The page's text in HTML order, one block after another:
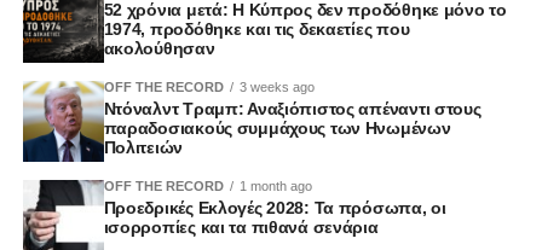
Aντιστράτηγος ε.α
ΠΗΓΗ : MILITAIRE .gr
Η νέα αυτή κλιμάκωση σημειώνεται μία ημέρα μετά τη
δημοσιοποίηση από το Ισραήλ χάρτη που παρουσιάζει
μια ευρύτερη ζώνη ελέγχου στον νότιο Λίβανο, ενώ
παράλληλα διευκρίνισε ότι δεν αποκλείεται η
πραγματοποίηση επιθέσεων και πέραν αυτής της
περιοχής.
Την ίδια ώρα, ανώτερος Ισραηλινός αξιωματούχος
μεγάλου βεληνεκούς Siper, του οποίου η αντιβαλλιστική
έκδοση αναμένεται να καταστεί διαθέσιμη το 2028.
52 χρόνια μετά: Η Κύπρος δεν προδόθηκε μόνο το
1974, προδόθηκε και τις δεκαετίες που
ακολούθησαν
OFF THE RECORD 3 weeks ago
Ντόναλντ Τραμπ: Αναξιόπιστος απέναντι στους
παραδοσιακούς συμμάχους των Ηνωμένων
Πολιτειών
OFF THE RECORD 1 month ago
Προεδρικές Εκλογές 2028: Τα πρόσωπα, οι
ισορροπίες και τα πιθανά σενάρια